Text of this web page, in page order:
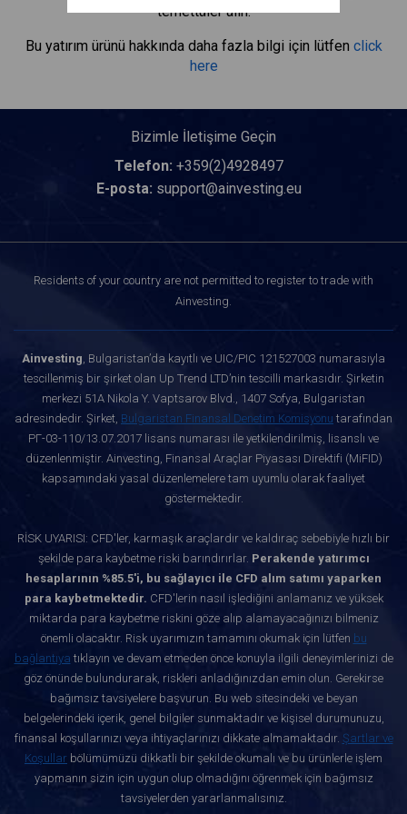
temettüler alın.
Bu yatırım ürünü hakkında daha fazla bilgi için lütfen click
here
Bizimle İletişime Geçin
Telefon: +359(2)4928497
E-posta: support@ainvesting.eu
Residents of your country are not permitted to register to trade with
Ainvesting.
Ainvesting, Bulgaristan’da kayıtlı ve UIC/PIC 121527003 numarasıyla
tescillenmiş bir şirket olan Up Trend LTD’nin tescilli markasıdır. Şirketin
merkezi 51A Nikola Y. Vaptsarov Blvd., 1407 Sofya, Bulgaristan
adresindedir. Şirket, Bulgaristan Finansal Denetim Komisyonu tarafından
РГ-03-110/13.07.2017 lisans numarası ile yetkilendirilmiş, lisanslı ve
düzenlenmiştir. Ainvesting, Finansal Araçlar Piyasası Direktifi (MiFID)
kapsamındaki yasal düzenlemelere tam uyumlu olarak faaliyet
göstermektedir.
RİSK UYARISI: CFD'ler, karmaşık araçlardır ve kaldıraç sebebiyle hızlı bir
şekilde para kaybetme riski barındırırlar. Perakende yatırımcı
hesaplarının %85.5'i, bu sağlayıcı ile CFD alım satımı yaparken
para kaybetmektedir. CFD'lerin nasıl işlediğini anlamanız ve yüksek
miktarda para kaybetme riskini göze alıp alamayacağınızı bilmeniz
önemli olacaktır. Risk uyarımızın tamamını okumak için lütfen bu
bağlantıya tıklayın ve devam etmeden önce konuyla ilgili deneyimlerinizi de
göz önünde bulundurarak, riskleri anladığınızdan emin olun. Gerekirse
bağımsız tavsiyelere başvurun. Bu web sitesindeki ve beyan
belgelerindeki içerik, genel bilgiler sunmaktadır ve kişisel durumunuzu,
finansal koşullarınızı veya ihtiyaçlarınızı dikkate almamaktadır. Şartlar ve
Koşullar bölümümüzü dikkatli bir şekilde okumalı ve bu ürünlerle işlem
yapmanın sizin için uygun olup olmadığını öğrenmek için bağımsız
tavsiyelerden yararlanmalısınız.